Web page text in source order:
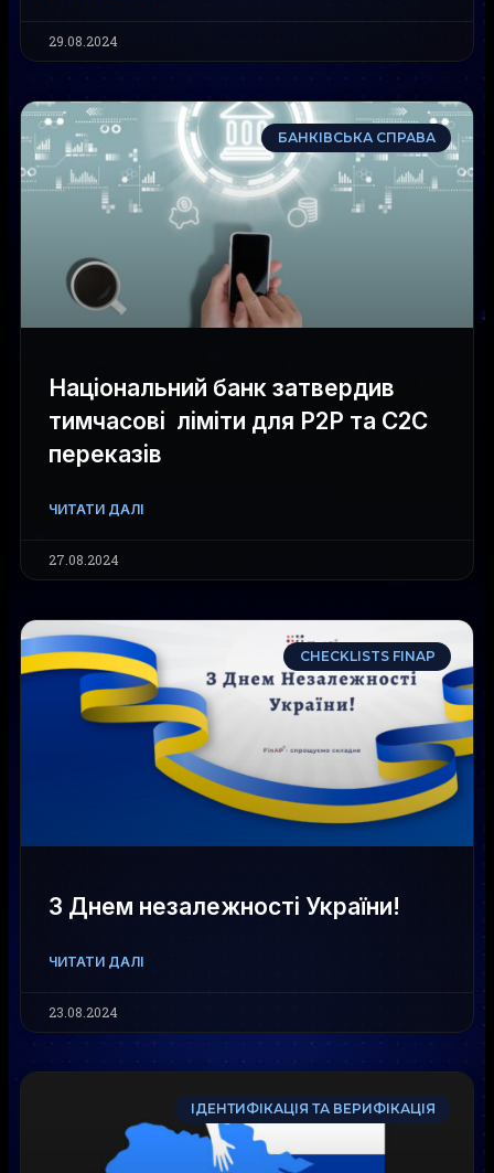
29.08.2024
БАНКІВСЬКА СПРАВА
Національний банк затвердив
тимчасові ліміти для P2P та С2С
переказів
ЧИТАТИ ДАЛІ
27.08.2024
CHECKLISTS FINAP
З Днем незалежності України!
ЧИТАТИ ДАЛІ
23.08.2024
ІДЕНТИФІКАЦІЯ ТА ВЕРИФІКАЦІЯ